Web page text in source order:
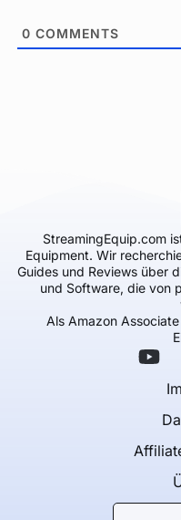
0 COMMENTS
StreamingEquip.com
Equipment. Wir
Guides und Reviews über
und Software, die von
Als Amazon